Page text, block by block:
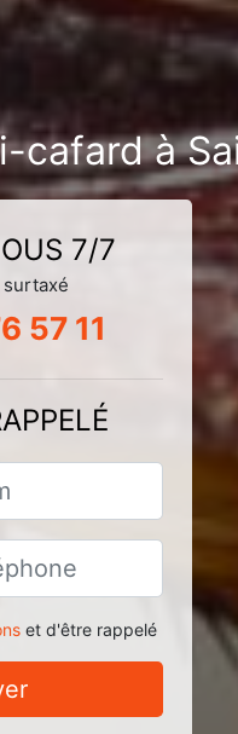
cafard à
7/7
57 11
et d'être rappelé